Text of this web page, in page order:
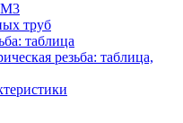
труб
таблица
резьба: таблица,